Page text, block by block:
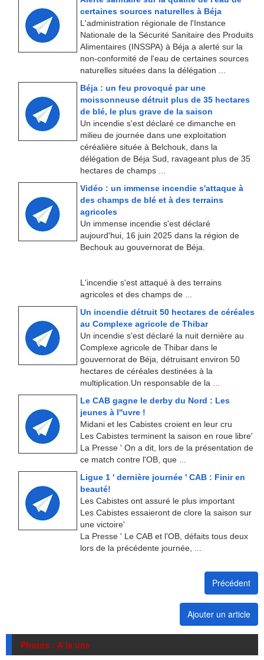
certaines sources naturelles à Béja
L'administration régionale de l'Instance
Nationale de la Sécurité Sanitaire des Produits
Alimentaires (INSSPA) à Béja a alerté sur la
non-conformité de l'eau de certaines sources
naturelles situées dans la délégation ...
Béja : un feu provoqué par une
moissonneuse détruit plus de 35 hectares
de blé, le plus grave de la saison
Un incendie s'est déclaré ce dimanche en
milieu de journée dans une exploitation
céréalière située à Belchouk, dans la
délégation de Béja Sud, ravageant plus de 35
hectares de champs ...
Vidéo : un immense incendie s'attaque à
des champs de blé et à des terrains
agricoles
Un immense incendie s'est déclaré
aujourd'hui, 16 juin 2025 dans la région de
Bechouk au gouvernorat de Béja.
L'incendie s'est attaqué à des terrains
agricoles et des champs de ...
Un incendie détruit 50 hectares de céréales
au Complexe agricole de Thibar
Un incendie s'est déclaré la nuit dernière au
Complexe agricole de Thibar dans le
gouvernorat de Béja, détruisant environ 50
hectares de céréales destinées à la
multiplication.Un responsable de la ...
Le CAB gagne le derby du Nord : Les
jeunes à l''uvre !
Midani et les Cabistes croient en leur cru
Les Cabistes terminent la saison en roue libre'
La Presse ' On a dit, lors de la présentation de
ce match contre l'OB, que ...
Ligue 1 ' dernière journée ' CAB : Finir en
beauté!
Les Cabistes ont assuré le plus important
Les Cabistes essaieront de clore la saison sur
une victoire'
La Presse ' Le CAB et l'OB, défaits tous deux
lors de la précédente journée, ...
Précédent
Ajouter un article
Photos : A la une